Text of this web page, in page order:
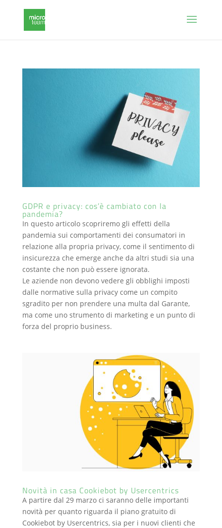
GDPR e privacy: cos’è cambiato con la
pandemia?
In questo articolo scopriremo gli effetti della
pandemia sui comportamenti dei consumatori in
relazione alla propria privacy, come il sentimento di
insicurezza che emerge anche da altri studi sia una
costante che non può essere ignorata.
Le aziende non devono vedere gli obblighi imposti
dalle normative sulla privacy come un compito
sgradito per non prendere una multa dal Garante,
ma come uno strumento di marketing e un punto di
forza del proprio business.
Novità in casa Cookiebot by Usercentrics
A partire dal 29 marzo ci saranno delle importanti
novità per quanto riguarda il piano gratuito di
Cookiebot by Usercentrics, sia per i nuovi clienti che